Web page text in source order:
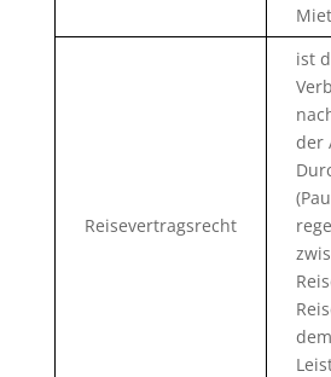
Reisevertragsrecht
ist
der